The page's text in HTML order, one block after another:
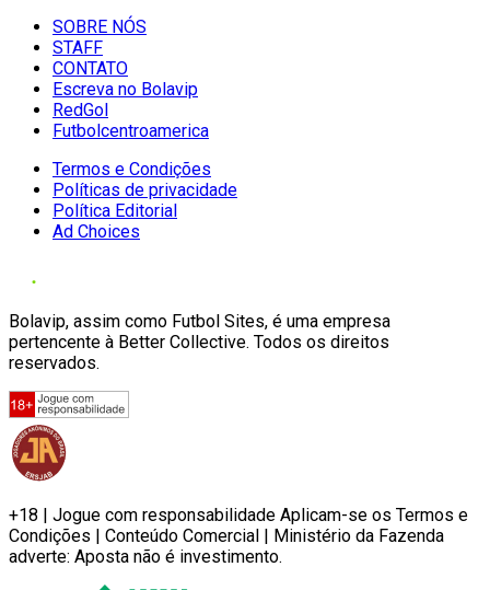
SOBRE NÓS
STAFF
CONTATO
Escreva no Bolavip
RedGol
Futbolcentroamerica
Termos e Condições
Políticas de privacidade
Política Editorial
Ad Choices
Bolavip, assim como Futbol Sites, é uma empresa
pertencente à Better Collective. Todos os direitos
reservados.
+18 | Jogue com responsabilidade Aplicam-se os Termos e
Condições | Conteúdo Comercial | Ministério da Fazenda
adverte: Aposta não é investimento.